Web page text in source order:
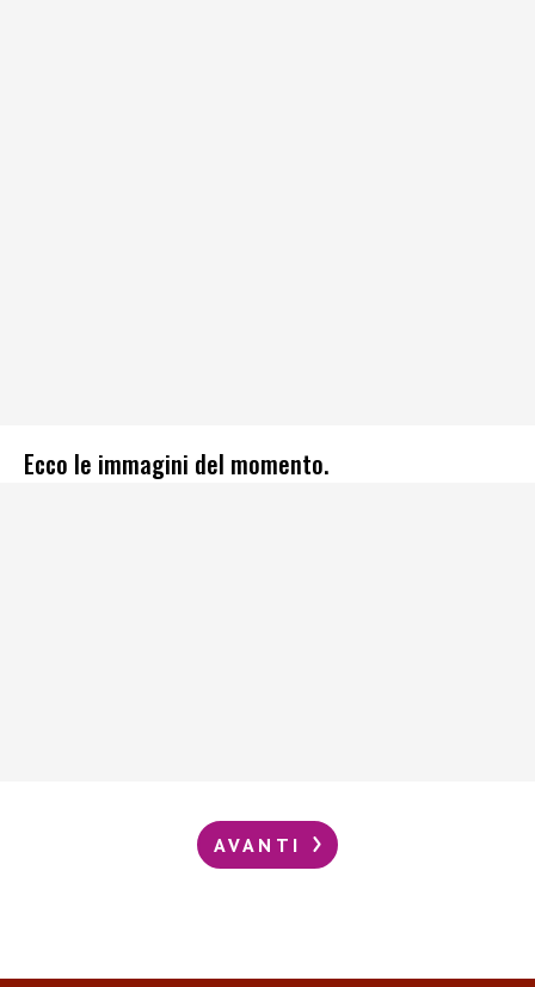
Ecco le immagini del momento.
AVANTI